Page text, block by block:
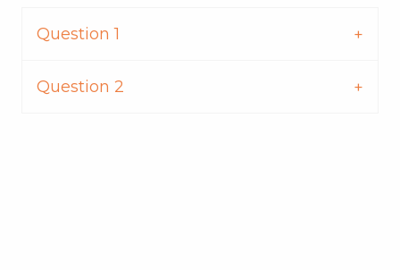
Question 1
Question 2